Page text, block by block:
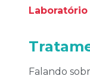
Laboratório
Falando